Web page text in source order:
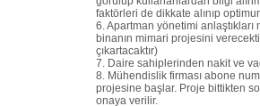
faktörleri de dikkate alınıp
6. Apartman yönetimi
binanın mimari projesini
çıkartacaktır)
7. Daire sahiplerinden nakit ve
8. Mühendislik firması abone
projesine başlar. Proje bittikten
onaya verilir.